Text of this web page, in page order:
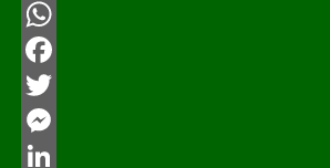
WhatsApp
Facebook
Twitter
Messenger